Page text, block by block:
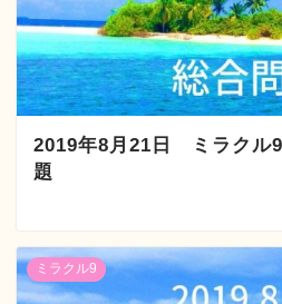
2019年8月21日 ミラク
題
ミラクル9